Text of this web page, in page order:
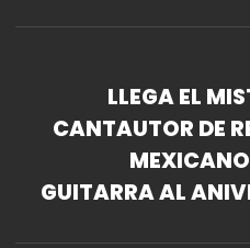
LLEGA EL
CANTAUTOR DE
GUITARRA AL